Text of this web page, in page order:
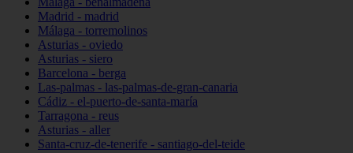
Madrid - madrid
Málaga - torremolinos
Asturias - oviedo
Asturias - siero
Barcelona - berga
Las-palmas - las-palmas-de-gran-canaria
Cádiz - el-puerto-de-santa-maría
Tarragona - reus
Asturias - aller
Santa-cruz-de-tenerife - santiago-del-teide